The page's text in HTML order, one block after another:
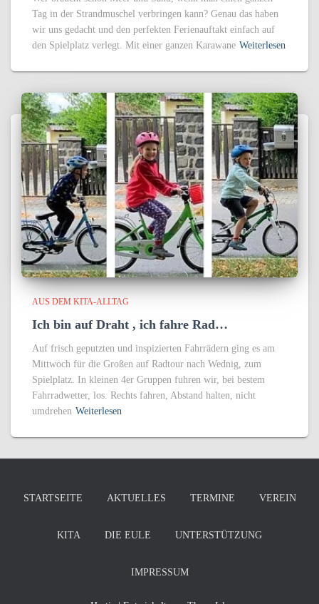
Tag in der Strandmuschel verbringen kann? Genau das haben
wir uns gedacht und den perfekten Ferienauftakt einfach auf
den Spielplatz verlegt. Mit einer ganzen Karawane Weiterlesen
AUS DEM KITA-ALLTAG
Ich bin auf Draht , ich fahre Rad…
Auf frisch geputzten und inspizierten Fahrrädern ging es am
Mittwoch für die Großen auf Radtour nach Wednig, zum
Spielplatz. In kleinen 4er Gruppen fuhren wir, bei bestem
Fahrradwetter, los. Rechts fahren, Abstand halten, nicht
umdrehen Weiterlesen
STARTSEITE AKTUELLES TERMINE VEREIN
KITA DIE EULE UNTERSTÜTZUNG
IMPRESSUM